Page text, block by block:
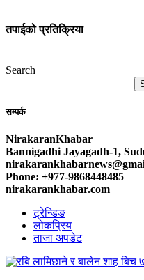
तपाईको प्रतिक्रिया
Search
सम्पर्क
NirakaranKhabar
Bannigadhi Jayagadh-1,
Phone: +977-9868448485
nirakarankhabar.com
ट्रेन्डिङ
लोकप्रिय
ताजा अपडेट